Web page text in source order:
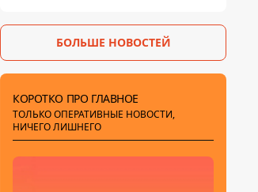
требования – СМИ
раскрыли подробности
БОЛЬШЕ НОВОСТЕЙ
КОРОТКО ПРО ГЛАВНОЕ
ТОЛЬКО ОПЕРАТИВНЫЕ НОВОСТИ,
НИЧЕГО ЛИШНЕГО